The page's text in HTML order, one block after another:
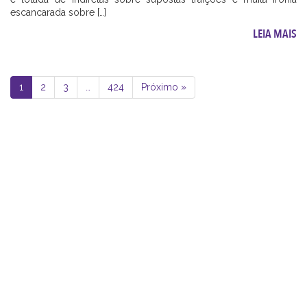
escancarada sobre […]
LEIA MAIS
1 2 3 … 424 Próximo »